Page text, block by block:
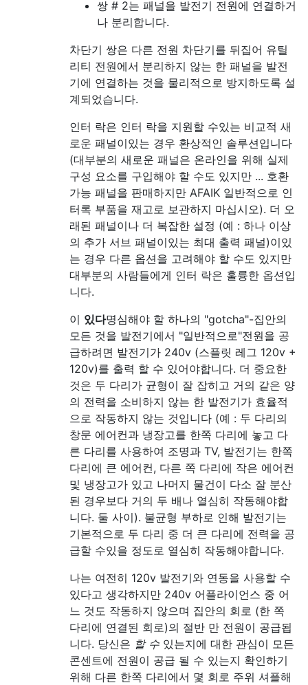
쌍 # 2는 패널을 발전기 전원에 연결하거
나 분리합니다.
차단기 쌍은 다른 전원 차단기를 뒤집어 유틸
리티 전원에서 분리하지 않는 한 패널을 발전
기에 연결하는 것을 물리적으로 방지하도록 설
계되었습니다.
인터 락은 인터 락을 지원할 수있는 비교적 새
로운 패널이있는 경우 환상적인 솔루션입니다
(대부분의 새로운 패널은 온라인을 위해 실제
구성 요소를 구입해야 할 수도 있지만 ... 호환
가능 패널을 판매하지만 AFAIK 일반적으로 인
터록 부품을 재고로 보관하지 마십시오). 더 오
래된 패널이나 더 복잡한 설정 (예 : 하나 이상
의 추가 서브 패널이있는 최대 출력 패널)이있
는 경우 다른 옵션을 고려해야 할 수도 있지만
대부분의 사람들에게 인터 락은 훌륭한 옵션입
니다.
이 있다명심해야 할 하나의 "gotcha"-집안의
모든 것을 발전기에서 "일반적으로"전원을 공
급하려면 발전기가 240v (스플릿 레그 120v +
120v)를 출력 할 수 있어야합니다. 더 중요한
것은 두 다리가 균형이 잘 잡히고 거의 같은 양
의 전력을 소비하지 않는 한 발전기가 효율적
으로 작동하지 않는 것입니다 (예 : 두 다리의
창문 에어컨과 냉장고를 한쪽 다리에 놓고 다
른 다리를 사용하여 조명과 TV, 발전기는 한쪽
다리에 큰 에어컨, 다른 쪽 다리에 작은 에어컨
및 냉장고가 있고 나머지 물건이 다소 잘 분산
된 경우보다 거의 두 배나 열심히 작동해야합
니다. 둘 사이). 불균형 부하로 인해 발전기는
기본적으로 두 다리 중 더 큰 다리에 전력을 공
급할 수있을 정도로 열심히 작동해야합니다.
나는 여전히 120v 발전기와 연동을 사용할 수
있다고 생각하지만 240v 어플라이언스 중 어
느 것도 작동하지 않으며 집안의 회로 (한 쪽
다리에 연결된 회로)의 절반 만 전원이 공급됩
니다. 당신은 할 수있는지에 대한 관심이 모든
콘센트에 전원이 공급 될 수 있는지 확인하기
위해 다른 한쪽 다리에서 몇 회로 주위 셔플해